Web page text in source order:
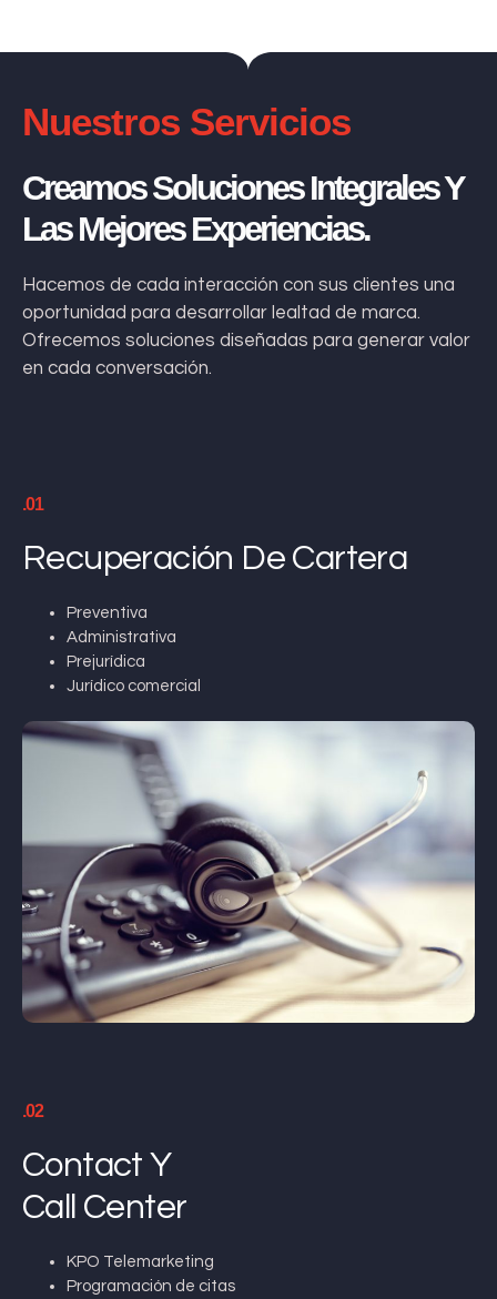
Nuestros Servicios
Creamos Soluciones Integrales Y
Las Mejores Experiencias.
Hacemos de cada interacción con sus clientes una
oportunidad para desarrollar lealtad de marca.
Ofrecemos soluciones diseñadas para generar valor
en cada conversación.
.01
Recuperación De Cartera
Preventiva
Administrativa
Prejurídica
Jurídico comercial
.02
Contact Y
Call Center
KPO Telemarketing
Programación de citas